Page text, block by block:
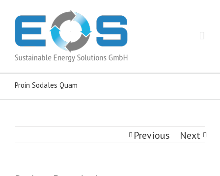
Proin Sodales Quam
Previous Next